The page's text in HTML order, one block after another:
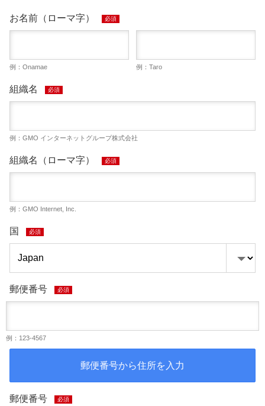
お名前（ローマ字） 必須
例：Onamae 例：Taro
組織名 必須
例：GMO インターネットグループ株式会社
組織名（ローマ字） 必須
例：GMO Internet, Inc.
国 必須
郵便番号 必須
例：123-4567
郵便番号から住所を入力
郵便番号 必須